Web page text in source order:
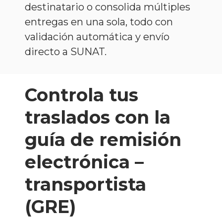
destinatario o consolida múltiples
entregas en una sola, todo con
validación automática y envío
directo a SUNAT.
Controla tus
traslados con la
guía de remisión
electrónica –
transportista
(GRE)